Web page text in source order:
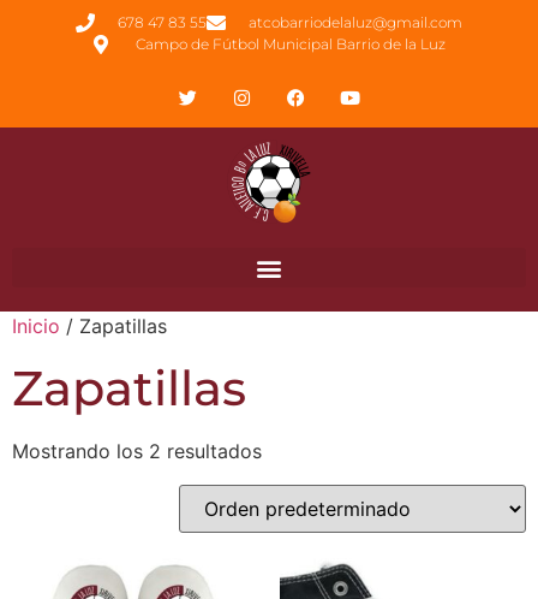
678 47 83 55
atcobarriodelaluz@gmail.com
Campo de Fútbol Municipal Barrio de la Luz
Inicio / Zapatillas
Zapatillas
Mostrando los 2 resultados